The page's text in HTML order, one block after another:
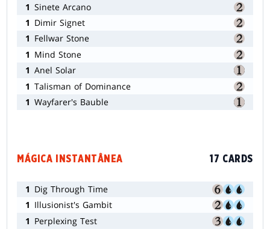
1 Sinete Arcano
1 Dimir Signet
1 Fellwar Stone
1 Mind Stone
1 Anel Solar
1 Talisman of Dominance
1 Wayfarer's Bauble
MÁGICA INSTANTÂNEA 17 CARDS
1 Dig Through Time
1 Illusionist's Gambit
1 Perplexing Test